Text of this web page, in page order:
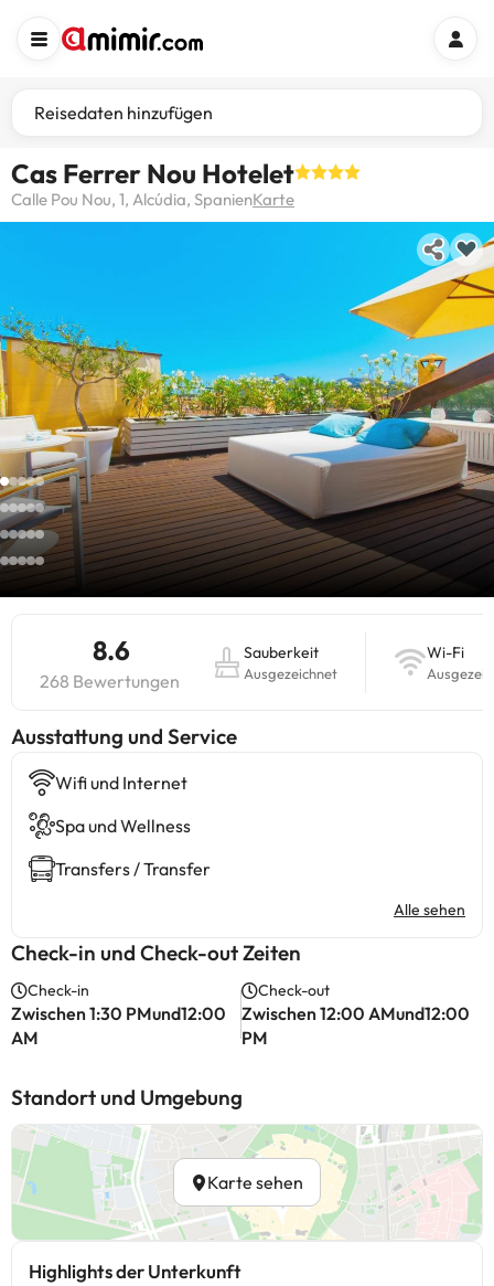
Reisedaten hinzufügen
Cas Ferrer Nou Hotelet
Calle Pou Nou, 1, Alcúdia, SpanienKarte
8.6
268 Bewertungen
Sauberkeit
Ausgezeichnet
Wi-Fi
​Ausstattung und Service
Wifi und Internet
Spa und Wellness
Transfers / Transfer
Alle sehen
Check-in und Check-out Zeiten
Check-in
Zwischen 1:30 PMund12:00
AM
Check-out
Zwischen 12:00 AMund12:00
PM
Standort und Umgebung
Karte sehen
Highlights der Unterkunft